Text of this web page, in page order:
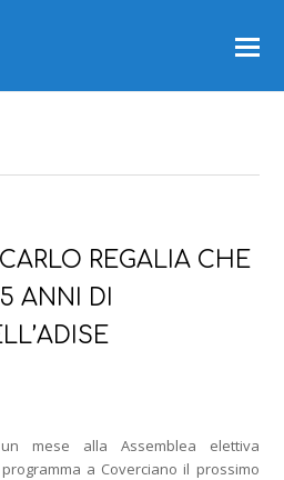
REGALIA CHE
ANNI DI
mese alla Assemblea elettiva
programma a Coverciano il prossimo